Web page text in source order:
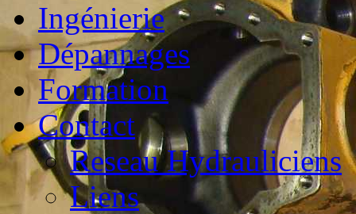
Ingénierie
Dépannages
Formation
Contact
Reseau Hydrauliciens
Liens